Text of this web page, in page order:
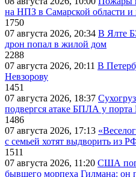
на НПЗ в Самарской области и
1750
07 августа 2026, 20:34 В Ялте
дрон попал в жилой дом
2288
07 августа 2026, 20:11 В
Невзорову
1451
07 августа 2026, 18:37
подвергся атаке БПЛА у порта
1486
07 августа 2026, 17:13
с семьей хотят выдворить из
1511
07 августа 2026, 11:20 США
бывшего морпеха Гилмана: он